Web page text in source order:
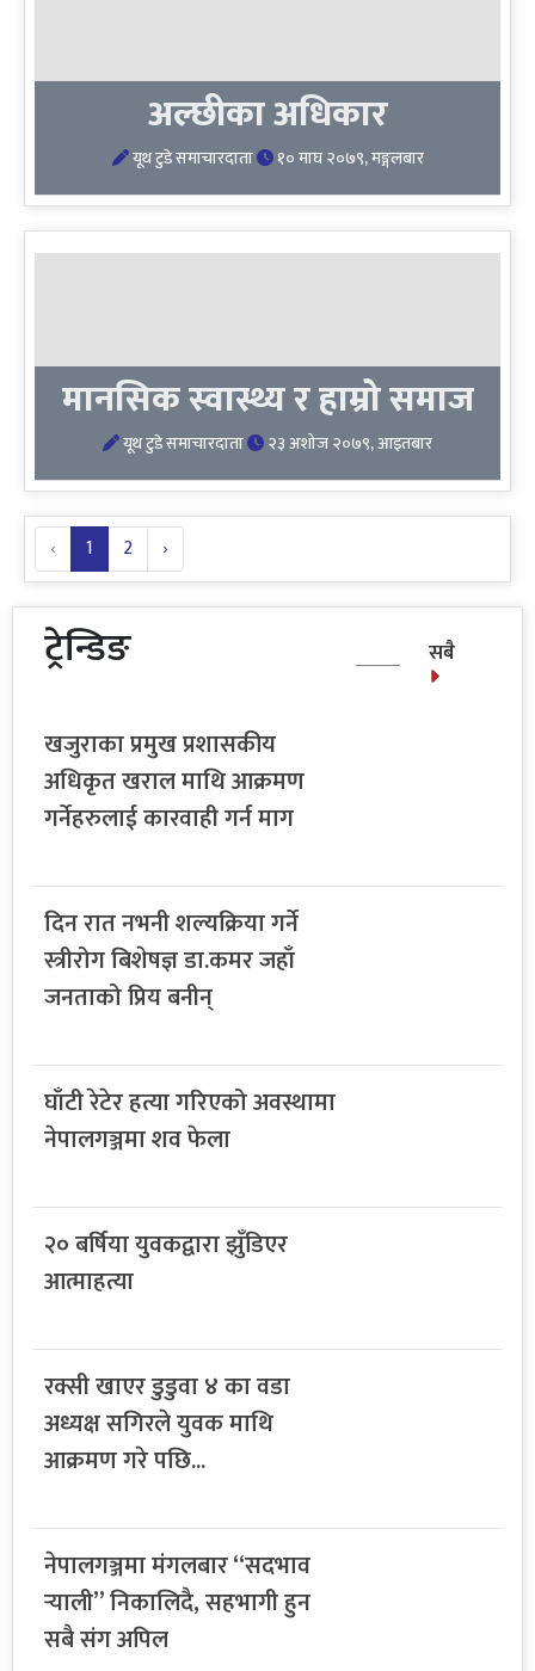
अल्छीका अधिकार
यूथ टुडे समाचारदाता १० माघ २०७९, मङ्गलबार
मानसिक स्वास्थ्य र हाम्रो समाज
यूथ टुडे समाचारदाता २३ अशोज २०७९, आइतबार
‹ 1 2 ›
ट्रेन्डिङ सबै
खजुराका प्रमुख प्रशासकीय
अधिकृत खराल माथि आक्रमण
गर्नेहरुलाई कारवाही गर्न माग
दिन रात नभनी शल्यक्रिया गर्ने
स्त्रीरोग बिशेषज्ञ डा.कमर जहाँ
जनताको प्रिय बनीन्
घाँटी रेटेर हत्या गरिएको अवस्थामा
नेपालगञ्जमा शव फेला
२० बर्षिया युवकद्वारा झुँडिएर
आत्माहत्या
रक्सी खाएर डुडुवा ४ का वडा
अध्यक्ष सगिरले युवक माथि
आक्रमण गरे पछि...
नेपालगञ्जमा मंगलबार “सदभाव
र्‍याली” निकालिदै, सहभागी हुन
सबै संग अपिल